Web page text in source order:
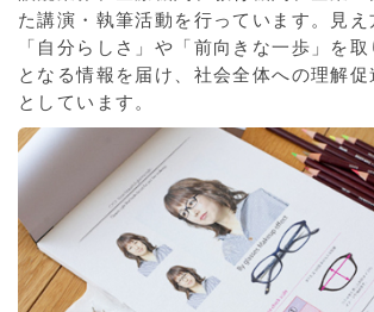
た講演・執筆活動を行っています。見
「自分らしさ」や「前向きな一歩」を
となる情報を届け、社会全体への理解
としています。